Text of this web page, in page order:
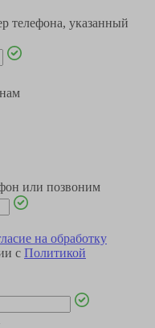
телефона, указанный
или позвоним
на обработку
с Политикой